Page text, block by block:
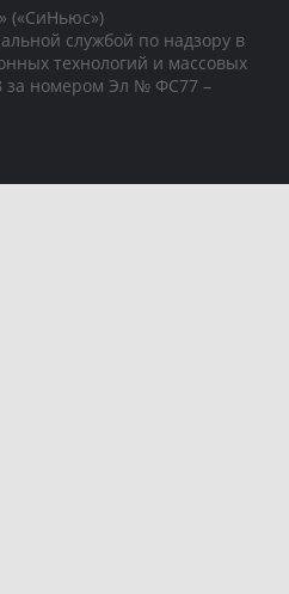
(«СиНьюс»)
службой по надзору в
технологий и массовых
за номером Эл № ФС77 –